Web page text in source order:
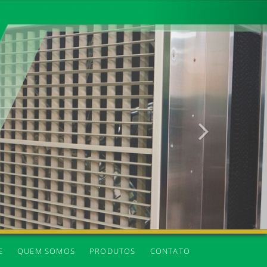
QUEM SOMOS PRODUTOS CONTATO